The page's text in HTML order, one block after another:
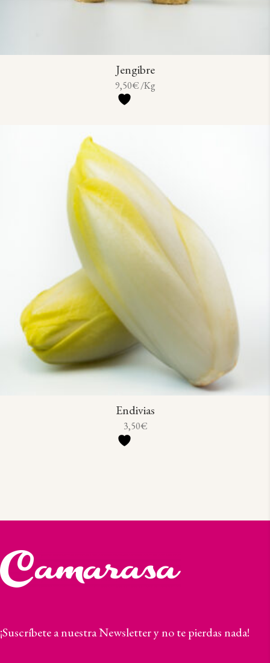
Jengibre
9,50€/Kg
Endivias
3,50€
¡Suscríbete a nuestra Newsletter y no te pierdas nada!